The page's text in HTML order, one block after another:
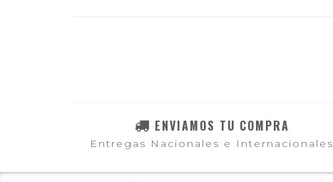
ENVIAMOS TU COMPRA
Entregas Nacionales e Internacionales